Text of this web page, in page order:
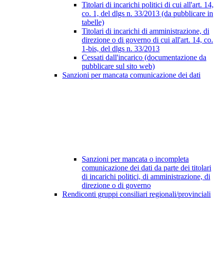
Titolari di incarichi politici di cui all'art. 14,
co. 1, del dlgs n. 33/2013 (da pubblicare in
tabelle)
Titolari di incarichi di amministrazione, di
direzione o di governo di cui all'art. 14, co.
1-bis, del dlgs n. 33/2013
Cessati dall'incarico (documentazione da
pubblicare sul sito web)
Sanzioni per mancata comunicazione dei dati
Sanzioni per mancata o incompleta
comunicazione dei dati da parte dei titolari
di incarichi politici, di amministrazione, di
direzione o di governo
Rendiconti gruppi consiliari regionali/provinciali